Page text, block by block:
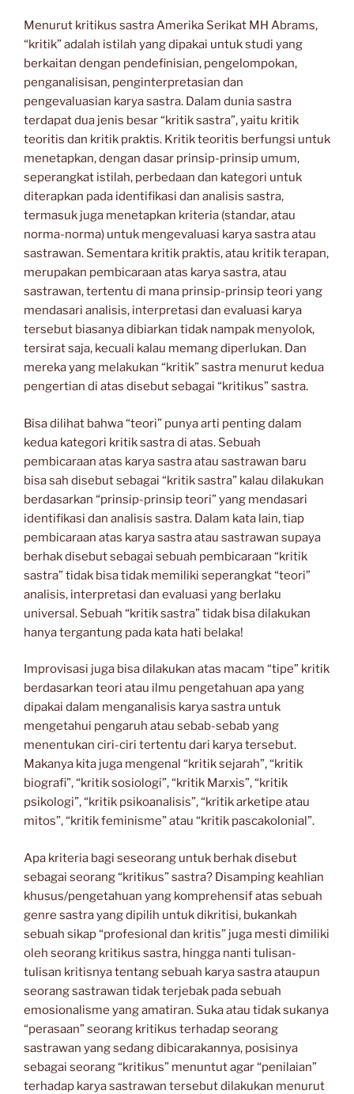
Menurut kritikus sastra Amerika Serikat MH Abrams,
“kritik” adalah istilah yang dipakai untuk studi yang
berkaitan dengan pendefinisian, pengelompokan,
penganalisisan, penginterpretasian dan
pengevaluasian karya sastra. Dalam dunia sastra
terdapat dua jenis besar “kritik sastra”, yaitu kritik
teoritis dan kritik praktis. Kritik teoritis berfungsi untuk
menetapkan, dengan dasar prinsip-prinsip umum,
seperangkat istilah, perbedaan dan kategori untuk
diterapkan pada identifikasi dan analisis sastra,
termasuk juga menetapkan kriteria (standar, atau
norma-norma) untuk mengevaluasi karya sastra atau
sastrawan. Sementara kritik praktis, atau kritik terapan,
merupakan pembicaraan atas karya sastra, atau
sastrawan, tertentu di mana prinsip-prinsip teori yang
mendasari analisis, interpretasi dan evaluasi karya
tersebut biasanya dibiarkan tidak nampak menyolok,
tersirat saja, kecuali kalau memang diperlukan. Dan
mereka yang melakukan “kritik” sastra menurut kedua
pengertian di atas disebut sebagai “kritikus” sastra.
Bisa dilihat bahwa “teori” punya arti penting dalam
kedua kategori kritik sastra di atas. Sebuah
pembicaraan atas karya sastra atau sastrawan baru
bisa sah disebut sebagai “kritik sastra” kalau dilakukan
berdasarkan “prinsip-prinsip teori” yang mendasari
identifikasi dan analisis sastra. Dalam kata lain, tiap
pembicaraan atas karya sastra atau sastrawan supaya
berhak disebut sebagai sebuah pembicaraan “kritik
sastra” tidak bisa tidak memiliki seperangkat “teori”
analisis, interpretasi dan evaluasi yang berlaku
universal. Sebuah “kritik sastra” tidak bisa dilakukan
hanya tergantung pada kata hati belaka!
Improvisasi juga bisa dilakukan atas macam “tipe” kritik
berdasarkan teori atau ilmu pengetahuan apa yang
dipakai dalam menganalisis karya sastra untuk
mengetahui pengaruh atau sebab-sebab yang
menentukan ciri-ciri tertentu dari karya tersebut.
Makanya kita juga mengenal “kritik sejarah”, “kritik
biografi”, “kritik sosiologi”, “kritik Marxis”, “kritik
psikologi”, “kritik psikoanalisis”, “kritik arketipe atau
mitos”, “kritik feminisme” atau “kritik pascakolonial”.
Apa kriteria bagi seseorang untuk berhak disebut
sebagai seorang “kritikus” sastra? Disamping keahlian
khusus/pengetahuan yang komprehensif atas sebuah
genre sastra yang dipilih untuk dikritisi, bukankah
sebuah sikap “profesional dan kritis” juga mesti dimiliki
oleh seorang kritikus sastra, hingga nanti tulisan-
tulisan kritisnya tentang sebuah karya sastra ataupun
seorang sastrawan tidak terjebak pada sebuah
emosionalisme yang amatiran. Suka atau tidak sukanya
“perasaan” seorang kritikus terhadap seorang
sastrawan yang sedang dibicarakannya, posisinya
sebagai seorang “kritikus” menuntut agar “penilaian”
terhadap karya sastrawan tersebut dilakukan menurut